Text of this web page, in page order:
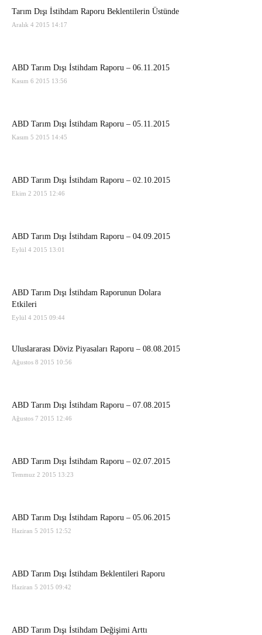
Tarım Dışı İstihdam Raporu Beklentilerin Üstünde
Aralık 4 2015 14:17
ABD Tarım Dışı İstihdam Raporu – 06.11.2015
Kasım 6 2015 13:56
ABD Tarım Dışı İstihdam Raporu – 05.11.2015
Kasım 5 2015 14:45
ABD Tarım Dışı İstihdam Raporu – 02.10.2015
Ekim 2 2015 12:46
ABD Tarım Dışı İstihdam Raporu – 04.09.2015
Eylül 4 2015 13:01
ABD Tarım Dışı İstihdam Raporunun Dolara
Etkileri
Eylül 4 2015 09:44
Uluslararası Döviz Piyasaları Raporu – 08.08.2015
Ağustos 8 2015 10:56
ABD Tarım Dışı İstihdam Raporu – 07.08.2015
Ağustos 7 2015 12:46
ABD Tarım Dışı İstihdam Raporu – 02.07.2015
Temmuz 2 2015 13:23
ABD Tarım Dışı İstihdam Raporu – 05.06.2015
Haziran 5 2015 12:52
ABD Tarım Dışı İstihdam Beklentileri Raporu
Haziran 5 2015 09:42
ABD Tarım Dışı İstihdam Değişimi Arttı